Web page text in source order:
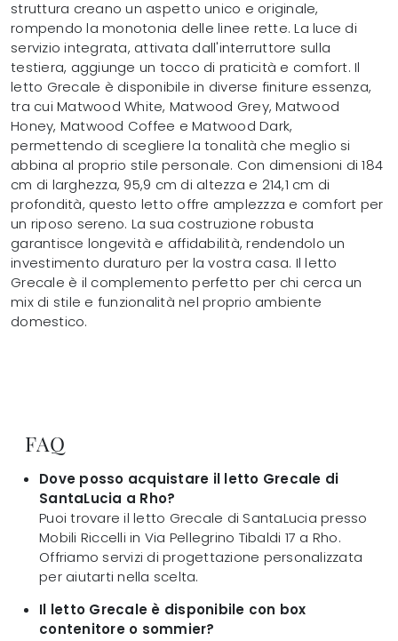
struttura creano un aspetto unico e originale,
rompendo la monotonia delle linee rette. La luce di
servizio integrata, attivata dall'interruttore sulla
testiera, aggiunge un tocco di praticità e comfort. Il
letto Grecale è disponibile in diverse finiture essenza,
tra cui Matwood White, Matwood Grey, Matwood
Honey, Matwood Coffee e Matwood Dark,
permettendo di scegliere la tonalità che meglio si
abbina al proprio stile personale. Con dimensioni di 184
cm di larghezza, 95,9 cm di altezza e 214,1 cm di
profondità, questo letto offre amplezzza e comfort per
un riposo sereno. La sua costruzione robusta
garantisce longevità e affidabilità, rendendolo un
investimento duraturo per la vostra casa. Il letto
Grecale è il complemento perfetto per chi cerca un
mix di stile e funzionalità nel proprio ambiente
domestico.
FAQ
Dove posso acquistare il letto Grecale di
SantaLucia a Rho?
Puoi trovare il letto Grecale di SantaLucia presso
Mobili Riccelli in Via Pellegrino Tibaldi 17 a Rho.
Offriamo servizi di progettazione personalizzata
per aiutarti nella scelta.
Il letto Grecale è disponibile con box
contenitore o sommier?